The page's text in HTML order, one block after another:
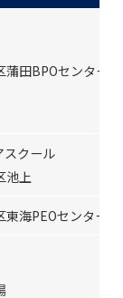
人の方も
田BPOセンター
スクール
池上
海PEOセンター